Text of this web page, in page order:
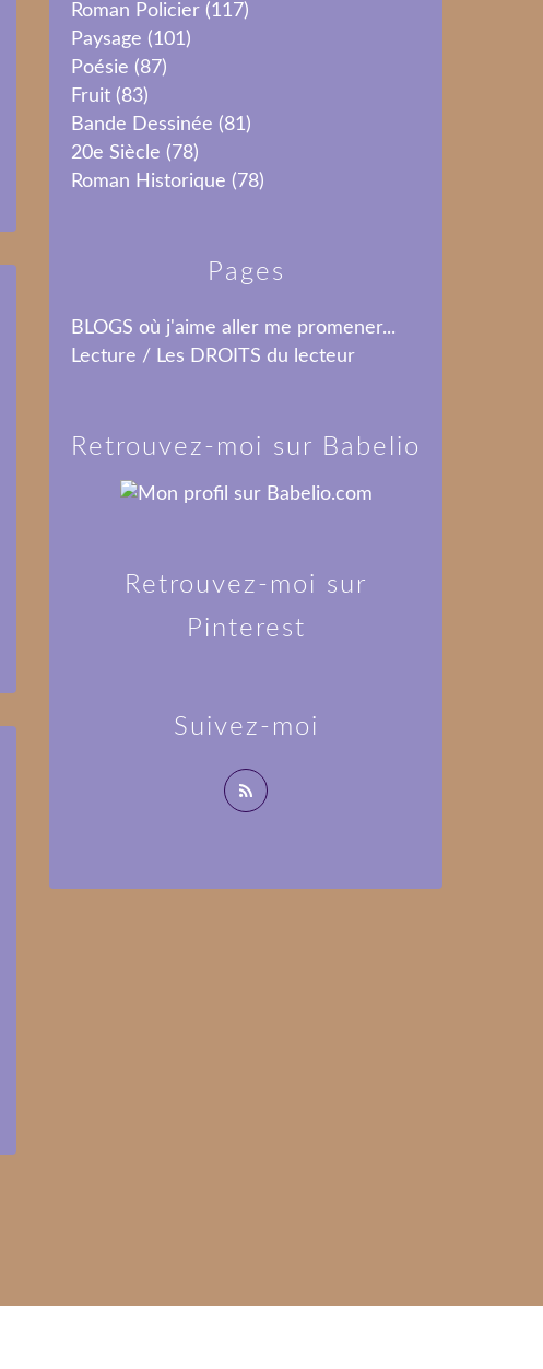
Roman Policier (117)
Paysage (101)
Poésie (87)
Fruit (83)
Bande Dessinée (81)
20e Siècle (78)
Roman Historique (78)
Pages
BLOGS où j'aime aller me promener...
Lecture / Les DROITS du lecteur
Suivez-moi
Retrouvez-moi sur Babelio
Retrouvez-moi sur
Pinterest